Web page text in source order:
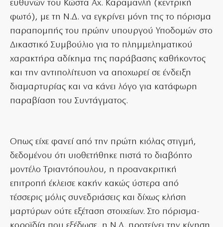
ευθυνών του Κώστα Αχ. Καραμανλή (κεντρική
φωτό), με τη Ν.Δ. να εγκρίνει μόνη της το πόρισμα
παραπομπής του πρώην υπουργού Υποδομών στο
Δικαστικό Συμβούλιο για το πλημμεληματικού
χαρακτήρα αδίκημα της παράβασης καθήκοντος
και την αντιπολίτευση να αποχωρεί σε ένδειξη
διαμαρτυρίας και να κάνει λόγο για κατάφωρη
παραβίαση του Συντάγματος.
Οπως είχε φανεί από την πρώτη κιόλας στιγμή,
δεδομένου ότι υιοθετήθηκε πιστά το διαβόητο
μοντέλο Τριαντόπουλου, η προανακριτική
επιτροπή έκλεισε κακήν κακώς ύστερα από
τέσσερις μόλις συνεδριάσεις και δίχως κλήση
μαρτύρων ούτε εξέταση στοιχείων. Στο πόρισμα-